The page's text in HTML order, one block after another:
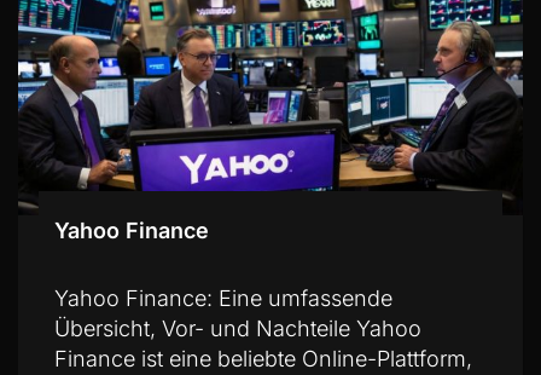
Yahoo Finance
Yahoo Finance: Eine umfassende
Übersicht, Vor- und Nachteile Yahoo
Finance ist eine beliebte Online-Plattform,